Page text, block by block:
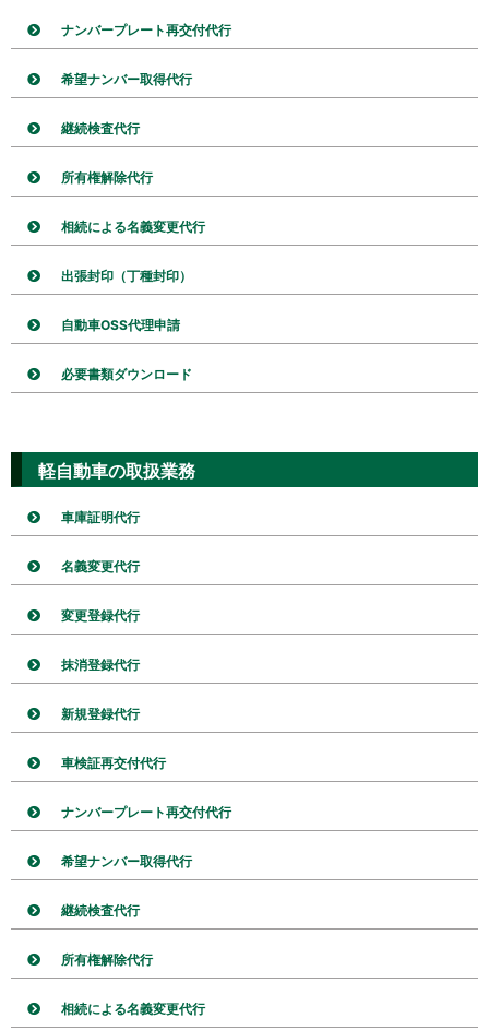
ナンバープレート再交付代行
希望ナンバー取得代行
継続検査代行
所有権解除代行
相続による名義変更代行
出張封印（丁種封印）
自動車OSS代理申請
必要書類ダウンロード
軽自動車の取扱業務
車庫証明代行
名義変更代行
変更登録代行
抹消登録代行
新規登録代行
車検証再交付代行
ナンバープレート再交付代行
希望ナンバー取得代行
継続検査代行
所有権解除代行
相続による名義変更代行